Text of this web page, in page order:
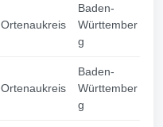
Ortenaukreis
Baden-
Württember
g
Ortenaukreis
Baden-
Württember
g